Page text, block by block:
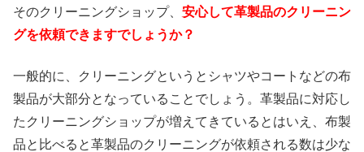
そのクリーニングショップ、 安心して革製品のクリーニン
グを依頼できますでしょうか？
一般的に、クリーニングというとシャツやコートなどの布
製品が大部分となっていることでしょう。革製品に対応し
たクリーニングショップが増えてきているとはいえ、布製
品と比べると革製品のクリーニングが依頼される数は少な